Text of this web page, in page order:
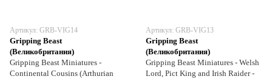
Артикул: GRB-VIG14
Gripping Beast
(Великобритания)
Gripping Beast Miniatures -
Continental Cousins (Arthurian
Артикул: GRB-VIG13
Gripping Beast
(Великобритания)
Gripping Beast Miniatures - Welsh
Lord, Pict King and Irish Raider -